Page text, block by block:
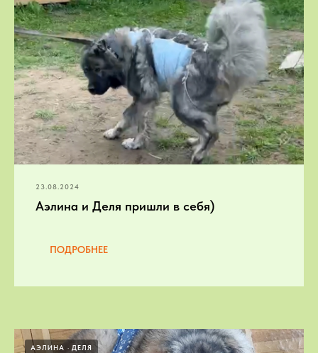
23.08.2024
Аэлина и Деля пришли в себя)
ПОДРОБНЕЕ
АЭЛИНА ДЕЛЯ